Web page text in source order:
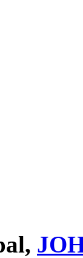
,